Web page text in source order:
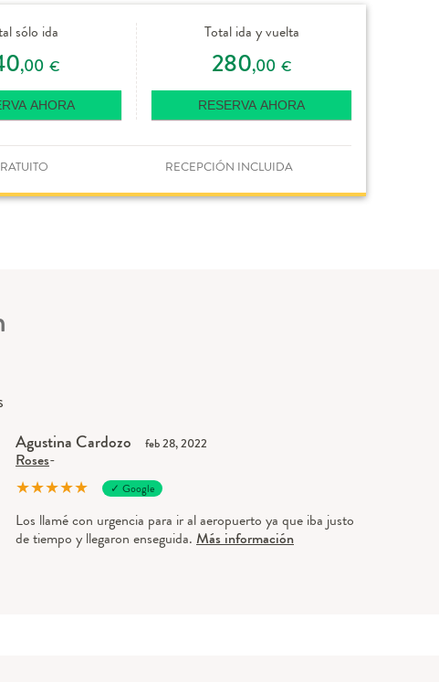
sólo ida
,00 €
AHORA
Total ida y vuelta
280,00 €
RESERVA AHORA
RECEPCIÓN INCLUIDA
Agustina Cardozo feb 28, 2022
Roses-
★★★★★ ✓ Google
Los llamé con urgencia para ir al aeropuerto ya que iba justo
de tiempo y llegaron enseguida. Más información